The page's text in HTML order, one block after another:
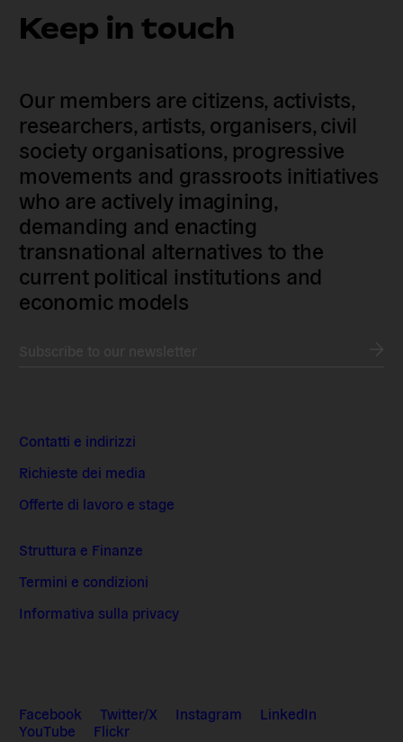
Keep in touch
Our members are citizens, activists,
researchers, artists, organisers, civil
society organisations, progressive
movements and grassroots initiatives
who are actively imagining,
demanding and enacting
transnational alternatives to the
current political institutions and
economic models
Contatti e indirizzi
Richieste dei media
Offerte di lavoro e stage
Struttura e Finanze
Termini e condizioni
Informativa sulla privacy
Facebook Twitter/X Instagram
LinkedIn
YouTube
Flickr